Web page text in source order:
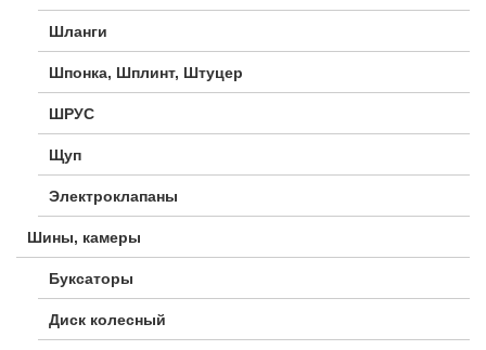
Шланги
Шпонка, Шплинт, Штуцер
ШРУС
Щуп
Электроклапаны
Шины, камеры
Буксаторы
Диск колесный